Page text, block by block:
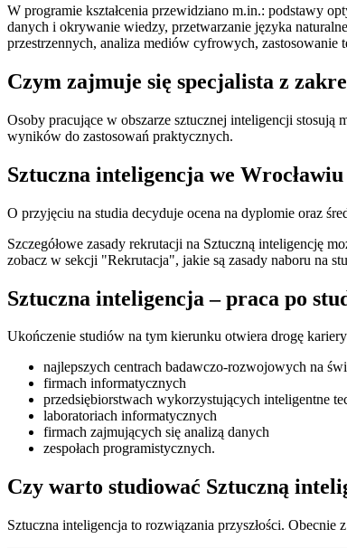
W programie kształcenia przewidziano m.in.: podstawy
danych i okrywanie wiedzy, przetwarzanie języka
przestrzennych, analiza mediów cyfrowych,
Czym zajmuje się specjalista z
Osoby pracujące w obszarze sztucznej inteligencji
wyników do zastosowań praktycznych.
Sztuczna inteligencja we
O przyjęciu na studia decyduje ocena na dyplomie oraz
Szczegółowe zasady rekrutacji na Sztuczną inteligencję
zobacz w sekcji "Rekrutacja", jakie są zasady naboru na
Sztuczna inteligencja – praca po
Ukończenie studiów na tym kierunku otwiera drogę
najlepszych centrach badawczo-rozwojowych na
firmach informatycznych
przedsiębiorstwach wykorzystujących inteligentne
laboratoriach informatycznych
firmach zajmujących się analizą danych
zespołach programistycznych.
Czy warto studiować Sztuczną
Sztuczna inteligencja to rozwiązania przyszłości.